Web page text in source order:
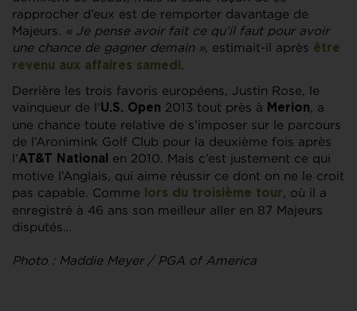
rapprocher d’eux est de remporter davantage de
Majeurs. « Je pense avoir fait ce qu’il faut pour avoir
une chance de gagner demain », estimait-il après être
revenu aux affaires samedi.
Derrière les trois favoris européens, Justin Rose, le
vainqueur de l’U.S. Open 2013 tout près à Merion, a
une chance toute relative de s’imposer sur le parcours
de l’Aronimink Golf Club pour la deuxième fois après
l’AT&T National
en 2010. Mais c’est justement ce qui
motive l’Anglais, qui aime réussir ce dont on ne le croit
pas capable. Comme
lors du troisième tour, où il a
enregistré à 46 ans son meilleur aller en 87 Majeurs
disputés…
Photo : Maddie Meyer / PGA of America